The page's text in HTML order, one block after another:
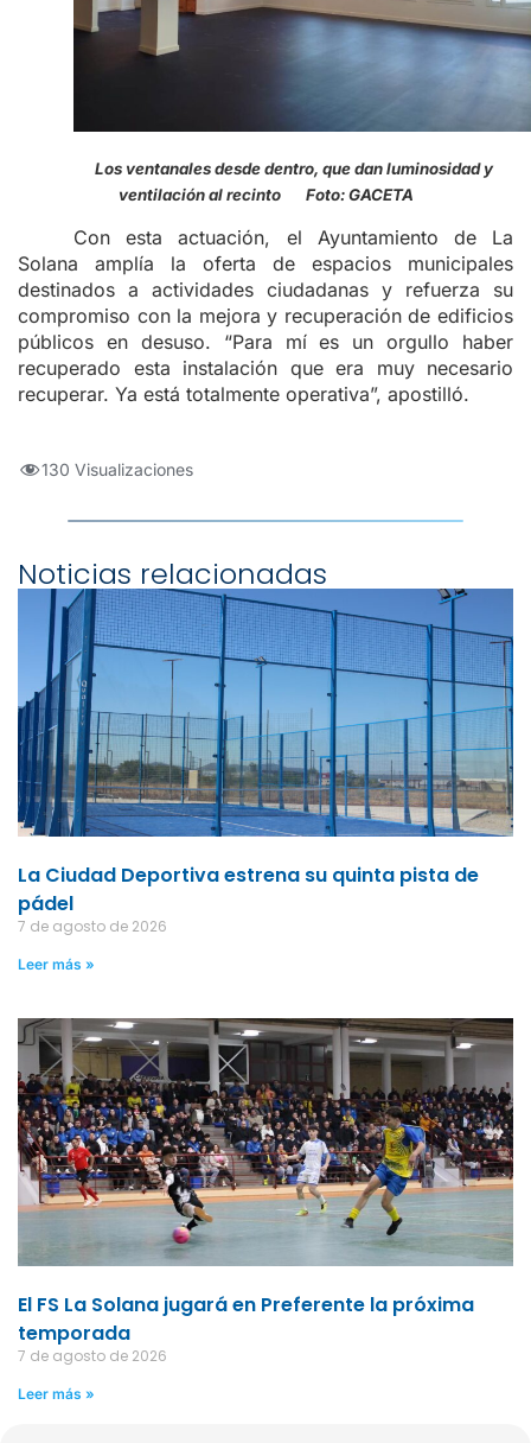
Los ventanales desde dentro, que dan luminosidad y
ventilación al recinto Foto: GACETA
Con esta actuación, el Ayuntamiento de La
Solana amplía la oferta de espacios municipales
destinados a actividades ciudadanas y refuerza su
compromiso con la mejora y recuperación de edificios
públicos en desuso. “Para mí es un orgullo haber
recuperado esta instalación que era muy necesario
recuperar. Ya está totalmente operativa”, apostilló.
130 Visualizaciones
Noticias relacionadas
La Ciudad Deportiva estrena su quinta pista de
pádel
7 de agosto de 2026
Leer más »
El FS La Solana jugará en Preferente la próxima
temporada
7 de agosto de 2026
Leer más »